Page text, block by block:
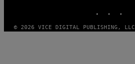
© 2026 VICE DIGITAL PUBLISHING, LLC